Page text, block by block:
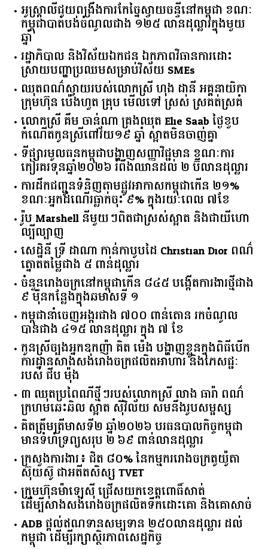
អូស្ត្រាលី​ជួយ​ពង្រឹង​ការ​កែច្នៃ​ស្វាយចន្ទី​នៅ​កម្ពុជា​ ​ខណៈ​
កម្ពុជា​បាត់បង់​ចំណូល​ជាង​ ​១២៥​ ​លាន​ដុល្លារ​ក្នុង​មួយ​
ឆ្នាំ​
រដ្ឋាភិបាល​ ​និង​វិស័យ​ឯកជន ​ឯកភាព​វិធានការ​ដោះ
ស្រាយ​បញ្ហា​ប្រឈម​​សម្រាប់​វិស័យ​ ​SMEs​
ឈុតពណ៌ស្វាយរបស់លោកស្រី ហុង ដានី អគ្គ​នាយិកា​
ក្រុមហ៊ុន ប៉េងហួត គ្រុប មើលទៅ ស្រស់ ស្រគត់ស្រគំ
លោកស្រី គឹម ចាន់ណា គ្រងឈុត Elie Saab ថ្ងៃខួប
កំណើតកូនស្រីពៅវ័យ១៩ ឆ្នាំ ស្អាតមិនចាញ់គ្នា
ទីផ្សារ​មូលធន​កម្ពុជា​បង្ហាញ​សញ្ញា​វិជ្ជមាន​ ​ខណៈ​ការ​
កៀរគរ​ទុន​ឆ្នាំ​២០២៦​ ​រំពឹង​ឈានដល់​ ​២​ ​ប៊ីលាន​ដុល្លារ​
ការដឹកជញ្ជូនទំនិញតាមផ្លូវអាកាសកម្ពុជាកើន ២១%
ខណៈអ្នកដំណើរធ្លាក់ចុះ ៩% ក្នុងរយៈពេល ៧ខែ
រ៉ូប Marshell នីមួយៗពិតជាស្រស់ស្អាត និងជាយីហោ
ល្បីល្បាញ
សេដ្ឋិនី ទ្រី ដាណា កាន់កាបូបដៃ Christian Dior ពណ៌
ត្នោតតម្លៃជាង ៥ ពាន់ដុល្លារ
ចំនួន​រោងចក្រ​នៅ​កម្ពុជា​កើន​ ​៨៤៥​ ​បង្កើត​ការងារ​ថ្មី​ជាង​
​៩​ ​ម៉ឺន​កន្លែង​ក្នុង​ឆមាស​ទី ​១​
កម្ពុជានាំចេញអង្ករជាង ៧០០ ពាន់តោន រកចំណូល
បានជាង ៤១៥ លានដុល្លារ ក្នុង ៧ ខែ
កូនស្រីច្បងអ្នកឧកញ៉ា គិត ម៉េង បង្ហាញខ្លួនក្នុងពិធីបើក
ការដ្ឋានសាងសង់រោងចក្រផលិតអាហារ និងភេសជ្ជៈ
របស់ ជីប ម៉ុង
៣ ឈុតប្រពៃណីថ្មីៗរបស់លោកស្រី លាង ធារ៉ា ពណ៌
ក្រហមឆេះឆិល ស្អាត ​ស៊ីវិល័យ សមនឹងរូបសម្ផស្ស
គិត​ត្រឹមត្រីមាស​ទី​២​ ​ឆ្នាំ​២០២៦​ បរធន​បាលកិច្ច​កម្ពុជា​ ​
មាន​ទំហំ​ទ្រព្យ​សរុប​ ​២.៦៩​ ​ពាន់លាន​ដុល្លារ​
ក្រសួង​ការងារ​៖ ​ជិត​ ​៨០​% ​នៃ​កម្មករ​រោងចក្រ​តូយ៉ូតា ​
ស៊ុយ​ស៊ូ ​ជា​អតីត​សិស្ស​ ​TVET​
ក្រុមហ៊ុន​ម៉ាឡេស៊ី ជ្រើសយកខេត្ដពោធិ៍សាត់
ដើម្បីសាងសង់រោងចក្រផលិតទឹកដោះគោ និងគោសាច់
ADB ផ្តល់ឥណទានសម្បទាន ២៥០លានដុល្លារ ដល់
កម្ពុជា ដើម្បីរក្សាស្ថិរភាពសេដ្ឋកិច្ច